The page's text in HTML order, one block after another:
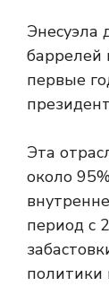
Энесуэла
баррелей
первые
Эта
около
период с
политики